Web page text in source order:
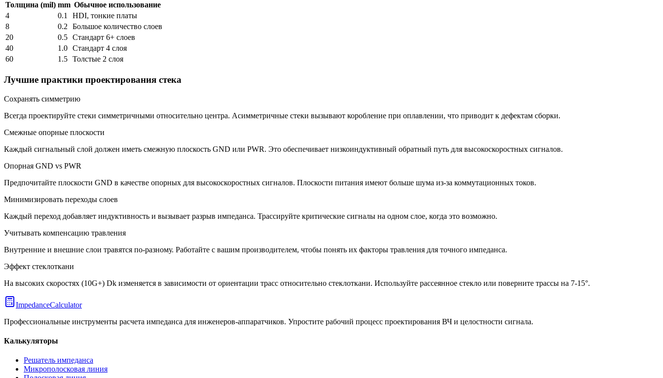
Толщина (mil) mm Обычное использование
4
0.1
HDI, тонкие платы
8
0.2 Большое количество слоев
20
0.5 Стандарт 6+ слоев
40
1.0 Стандарт 4 слоя
60
1.5 Толстые 2 слоя
Лучшие практики проектирования стека
Сохранять симметрию
Всегда проектируйте стеки симметричными относительно центра. Асимметричные стеки вызывают коробление при оплавлении, что приводит к дефектам сборки.
Смежные опорные плоскости
Каждый сигнальный слой должен иметь смежную плоскость GND или PWR. Это обеспечивает низкоиндуктивный обратный путь для высокоскоростных сигналов.
Опорная GND vs PWR
Предпочитайте плоскости GND в качестве опорных для высокоскоростных сигналов. Плоскости питания имеют больше шума из-за коммутационных токов.
Минимизировать переходы слоев
Каждый переход добавляет индуктивность и вызывает разрыв импеданса. Трассируйте критические сигналы на одном слое, когда это возможно.
Учитывать компенсацию травления
Внутренние и внешние слои травятся по-разному. Работайте с вашим производителем, чтобы понять их факторы травления для точного импеданса.
Эффект стеклоткани
На высоких скоростях (10G+) Dk изменяется в зависимости от ориентации трасс относительно стеклоткани. Используйте рассеянное стекло или поверните трассы на 7-15°.
ImpedanceCalculator
Профессиональные инструменты расчета импеданса для инженеров-аппаратчиков. Упростите рабочий процесс проектирования ВЧ и целостности сигнала.
Калькуляторы
Решатель импеданса
Микрополосковая линия